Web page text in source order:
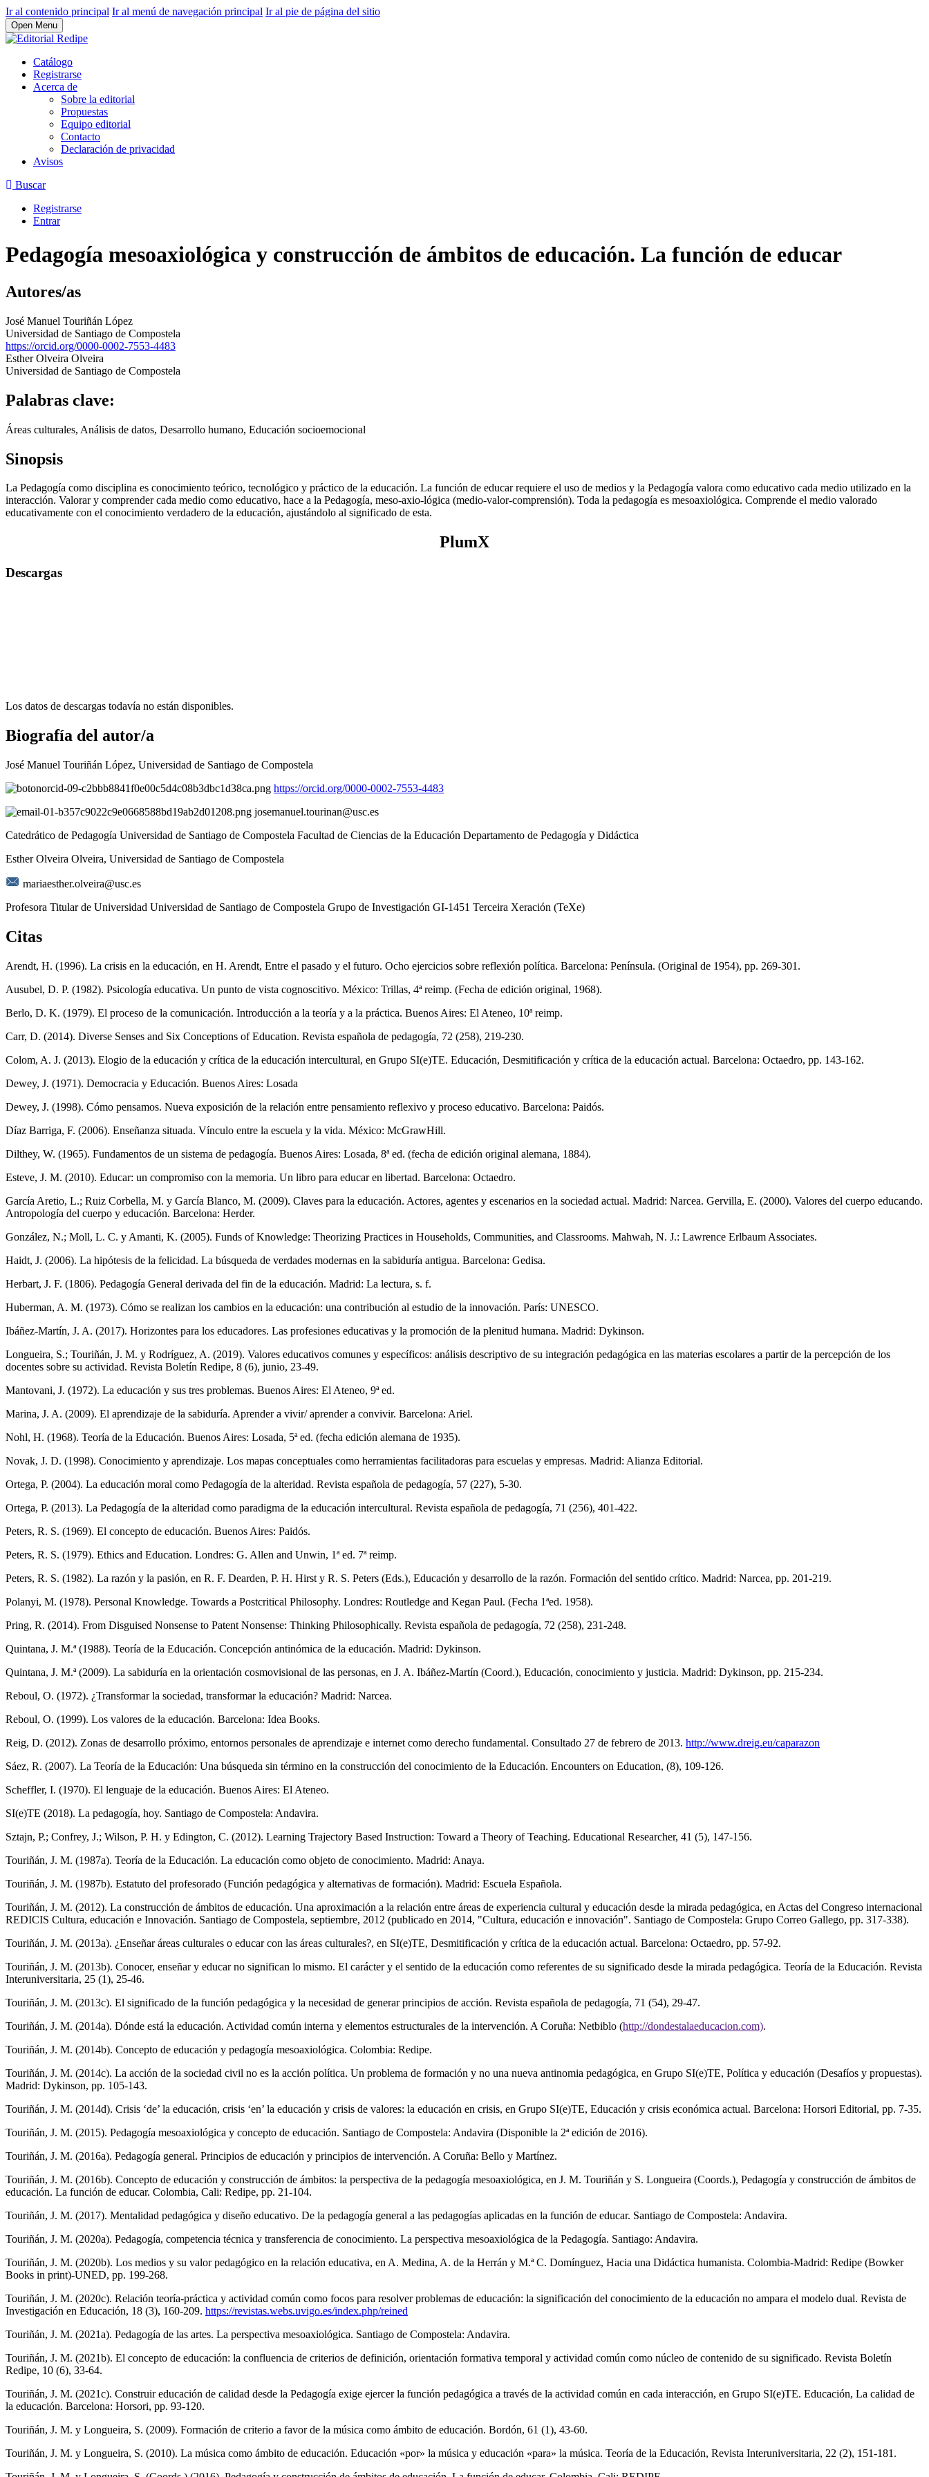
Ir al contenido principal Ir al menú de navegación principal Ir al pie de página del sitio
Open Menu
Catálogo
Registrarse
Acerca de
Sobre la editorial
Propuestas
Equipo editorial
Contacto
Declaración de privacidad
Avisos
Buscar
Registrarse
Entrar
Pedagogía mesoaxiológica y construcción de ámbitos de educación. La función de educar
Autores/as
José Manuel Touriñán López
Universidad de Santiago de Compostela
https://orcid.org/0000-0002-7553-4483
Esther Olveira Olveira
Universidad de Santiago de Compostela
Palabras clave:
Áreas culturales, Análisis de datos, Desarrollo humano, Educación socioemocional
Sinopsis
La Pedagogía como disciplina es conocimiento teórico, tecnológico y práctico de la educación. La función de educar requiere el uso de medios y la Pedagogía valora como educativo cada medio utilizado en la
interacción. Valorar y comprender cada medio como educativo, hace a la Pedagogía, meso-axio-lógica (medio-valor-comprensión). Toda la pedagogía es mesoaxiológica. Comprende el medio valorado
educativamente con el conocimiento verdadero de la educación, ajustándolo al significado de esta.
PlumX
Descargas
Los datos de descargas todavía no están disponibles.
Biografía del autor/a
José Manuel Touriñán López, Universidad de Santiago de Compostela
https://orcid.org/0000-0002-7553-4483
josemanuel.tourinan@usc.es
Catedrático de Pedagogía Universidad de Santiago de Compostela Facultad de Ciencias de la Educación Departamento de Pedagogía y Didáctica
Esther Olveira Olveira, Universidad de Santiago de Compostela
mariaesther.olveira@usc.es
Profesora Titular de Universidad Universidad de Santiago de Compostela Grupo de Investigación GI-1451 Terceira Xeración (TeXe)
Citas
Arendt, H. (1996). La crisis en la educación, en H. Arendt, Entre el pasado y el futuro. Ocho ejercicios sobre reflexión política. Barcelona: Península. (Original de 1954), pp. 269-301.
Ausubel, D. P. (1982). Psicología educativa. Un punto de vista cognoscitivo. México: Trillas, 4ª reimp. (Fecha de edición original, 1968).
Berlo, D. K. (1979). El proceso de la comunicación. Introducción a la teoría y a la práctica. Buenos Aires: El Ateneo, 10ª reimp.
Carr, D. (2014). Diverse Senses and Six Conceptions of Education. Revista española de pedagogía, 72 (258), 219-230.
Colom, A. J. (2013). Elogio de la educación y crítica de la educación intercultural, en Grupo SI(e)TE. Educación, Desmitificación y crítica de la educación actual. Barcelona: Octaedro, pp. 143-162.
Dewey, J. (1971). Democracia y Educación. Buenos Aires: Losada
Dewey, J. (1998). Cómo pensamos. Nueva exposición de la relación entre pensamiento reflexivo y proceso educativo. Barcelona: Paidós.
Díaz Barriga, F. (2006). Enseñanza situada. Vínculo entre la escuela y la vida. México: McGrawHill.
Dilthey, W. (1965). Fundamentos de un sistema de pedagogía. Buenos Aires: Losada, 8ª ed. (fecha de edición original alemana, 1884).
Esteve, J. M. (2010). Educar: un compromiso con la memoria. Un libro para educar en libertad. Barcelona: Octaedro.
García Aretio, L.; Ruiz Corbella, M. y García Blanco, M. (2009). Claves para la educación. Actores, agentes y escenarios en la sociedad actual. Madrid: Narcea. Gervilla, E. (2000). Valores del cuerpo educando.
Antropología del cuerpo y educación. Barcelona: Herder.
González, N.; Moll, L. C. y Amanti, K. (2005). Funds of Knowledge: Theorizing Practices in Households, Communities, and Classrooms. Mahwah, N. J.: Lawrence Erlbaum Associates.
Haidt, J. (2006). La hipótesis de la felicidad. La búsqueda de verdades modernas en la sabiduría antigua. Barcelona: Gedisa.
Herbart, J. F. (1806). Pedagogía General derivada del fin de la educación. Madrid: La lectura, s. f.
Huberman, A. M. (1973). Cómo se realizan los cambios en la educación: una contribución al estudio de la innovación. París: UNESCO.
Ibáñez-Martín, J. A. (2017). Horizontes para los educadores. Las profesiones educativas y la promoción de la plenitud humana. Madrid: Dykinson.
Longueira, S.; Touriñán, J. M. y Rodríguez, A. (2019). Valores educativos comunes y específicos: análisis descriptivo de su integración pedagógica en las materias escolares a partir de la percepción de los
docentes sobre su actividad. Revista Boletín Redipe, 8 (6), junio, 23-49.
Mantovani, J. (1972). La educación y sus tres problemas. Buenos Aires: El Ateneo, 9ª ed.
Marina, J. A. (2009). El aprendizaje de la sabiduría. Aprender a vivir/ aprender a convivir. Barcelona: Ariel.
Nohl, H. (1968). Teoría de la Educación. Buenos Aires: Losada, 5ª ed. (fecha edición alemana de 1935).
Novak, J. D. (1998). Conocimiento y aprendizaje. Los mapas conceptuales como herramientas facilitadoras para escuelas y empresas. Madrid: Alianza Editorial.
Ortega, P. (2004). La educación moral como Pedagogía de la alteridad. Revista española de pedagogía, 57 (227), 5-30.
Ortega, P. (2013). La Pedagogía de la alteridad como paradigma de la educación intercultural. Revista española de pedagogía, 71 (256), 401-422.
Peters, R. S. (1969). El concepto de educación. Buenos Aires: Paidós.
Peters, R. S. (1979). Ethics and Education. Londres: G. Allen and Unwin, 1ª ed. 7ª reimp.
Peters, R. S. (1982). La razón y la pasión, en R. F. Dearden, P. H. Hirst y R. S. Peters (Eds.), Educación y desarrollo de la razón. Formación del sentido crítico. Madrid: Narcea, pp. 201-219.
Polanyi, M. (1978). Personal Knowledge. Towards a Postcritical Philosophy. Londres: Routledge and Kegan Paul. (Fecha 1ªed. 1958).
Pring, R. (2014). From Disguised Nonsense to Patent Nonsense: Thinking Philosophically. Revista española de pedagogía, 72 (258), 231-248.
Quintana, J. M.ª (1988). Teoría de la Educación. Concepción antinómica de la educación. Madrid: Dykinson.
Quintana, J. M.ª (2009). La sabiduría en la orientación cosmovisional de las personas, en J. A. Ibáñez-Martín (Coord.), Educación, conocimiento y justicia. Madrid: Dykinson, pp. 215-234.
Reboul, O. (1972). ¿Transformar la sociedad, transformar la educación? Madrid: Narcea.
Reboul, O. (1999). Los valores de la educación. Barcelona: Idea Books.
Reig, D. (2012). Zonas de desarrollo próximo, entornos personales de aprendizaje e internet como derecho fundamental. Consultado 27 de febrero de 2013. http://www.dreig.eu/caparazon
Sáez, R. (2007). La Teoría de la Educación: Una búsqueda sin término en la construcción del conocimiento de la Educación. Encounters on Education, (8), 109-126.
Scheffler, I. (1970). El lenguaje de la educación. Buenos Aires: El Ateneo.
SI(e)TE (2018). La pedagogía, hoy. Santiago de Compostela: Andavira.
Sztajn, P.; Confrey, J.; Wilson, P. H. y Edington, C. (2012). Learning Trajectory Based Instruction: Toward a Theory of Teaching. Educational Researcher, 41 (5), 147-156.
Touriñán, J. M. (1987a). Teoría de la Educación. La educación como objeto de conocimiento. Madrid: Anaya.
Touriñán, J. M. (1987b). Estatuto del profesorado (Función pedagógica y alternativas de formación). Madrid: Escuela Española.
Touriñán, J. M. (2012). La construcción de ámbitos de educación. Una aproximación a la relación entre áreas de experiencia cultural y educación desde la mirada pedagógica, en Actas del Congreso internacional
REDICIS Cultura, educación e Innovación. Santiago de Compostela, septiembre, 2012 (publicado en 2014, "Cultura, educación e innovación". Santiago de Compostela: Grupo Correo Gallego, pp. 317-338).
Touriñán, J. M. (2013a). ¿Enseñar áreas culturales o educar con las áreas culturales?, en SI(e)TE, Desmitificación y crítica de la educación actual. Barcelona: Octaedro, pp. 57-92.
Touriñán, J. M. (2013b). Conocer, enseñar y educar no significan lo mismo. El carácter y el sentido de la educación como referentes de su significado desde la mirada pedagógica. Teoría de la Educación. Revista
Interuniversitaria, 25 (1), 25-46.
Touriñán, J. M. (2013c). El significado de la función pedagógica y la necesidad de generar principios de acción. Revista española de pedagogía, 71 (54), 29-47.
Touriñán, J. M. (2014a). Dónde está la educación. Actividad común interna y elementos estructurales de la intervención. A Coruña: Netbiblo (http://dondestalaeducacion.com).
Touriñán, J. M. (2014b). Concepto de educación y pedagogía mesoaxiológica. Colombia: Redipe.
Touriñán, J. M. (2014c). La acción de la sociedad civil no es la acción política. Un problema de formación y no una nueva antinomia pedagógica, en Grupo SI(e)TE, Política y educación (Desafíos y propuestas).
Madrid: Dykinson, pp. 105-143.
Touriñán, J. M. (2014d). Crisis ‘de’ la educación, crisis ‘en’ la educación y crisis de valores: la educación en crisis, en Grupo SI(e)TE, Educación y crisis económica actual. Barcelona: Horsori Editorial, pp. 7-35.
Touriñán, J. M. (2015). Pedagogía mesoaxiológica y concepto de educación. Santiago de Compostela: Andavira (Disponible la 2ª edición de 2016).
Touriñán, J. M. (2016a). Pedagogía general. Principios de educación y principios de intervención. A Coruña: Bello y Martínez.
Touriñán, J. M. (2016b). Concepto de educación y construcción de ámbitos: la perspectiva de la pedagogía mesoaxiológica, en J. M. Touriñán y S. Longueira (Coords.), Pedagogía y construcción de ámbitos de
educación. La función de educar. Colombia, Cali: Redipe, pp. 21-104.
Touriñán, J. M. (2017). Mentalidad pedagógica y diseño educativo. De la pedagogía general a las pedagogías aplicadas en la función de educar. Santiago de Compostela: Andavira.
Touriñán, J. M. (2020a). Pedagogía, competencia técnica y transferencia de conocimiento. La perspectiva mesoaxiológica de la Pedagogía. Santiago: Andavira.
Touriñán, J. M. (2020b). Los medios y su valor pedagógico en la relación educativa, en A. Medina, A. de la Herrán y M.ª C. Domínguez, Hacia una Didáctica humanista. Colombia-Madrid: Redipe (Bowker
Books in print)-UNED, pp. 199-268.
Touriñán, J. M. (2020c). Relación teoría-práctica y actividad común como focos para resolver problemas de educación: la significación del conocimiento de la educación no ampara el modelo dual. Revista de
Investigación en Educación, 18 (3), 160-209. https://revistas.webs.uvigo.es/index.php/reined
Touriñán, J. M. (2021a). Pedagogía de las artes. La perspectiva mesoaxiológica. Santiago de Compostela: Andavira.
Touriñán, J. M. (2021b). El concepto de educación: la confluencia de criterios de definición, orientación formativa temporal y actividad común como núcleo de contenido de su significado. Revista Boletín
Redipe, 10 (6), 33-64.
Touriñán, J. M. (2021c). Construir educación de calidad desde la Pedagogía exige ejercer la función pedagógica a través de la actividad común en cada interacción, en Grupo SI(e)TE. Educación, La calidad de
la educación. Barcelona: Horsori, pp. 93-120.
Touriñán, J. M. y Longueira, S. (2009). Formación de criterio a favor de la música como ámbito de educación. Bordón, 61 (1), 43-60.
Touriñán, J. M. y Longueira, S. (2010). La música como ámbito de educación. Educación «por» la música y educación «para» la música. Teoría de la Educación, Revista Interuniversitaria, 22 (2), 151-181.